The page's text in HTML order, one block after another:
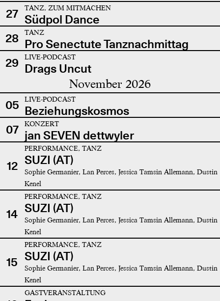
27 TANZ, ZUM MITMACHEN
Südpol Dance
28
TANZ
Pro Senectute Tanznachmittag
29
LIVE-PODCAST
Drags Uncut
November 2026
05 LIVE-PODCAST
Beziehungskosmos
07
KONZERT
jan SEVEN dettwyler
12
PERFORMANCE, TANZ
SUZI (AT)
Sophie Germanier, Lan Perces, Jessica Tamsin Allemann, Dustin
Kenel
14
PERFORMANCE, TANZ
SUZI (AT)
Sophie Germanier, Lan Perces, Jessica Tamsin Allemann, Dustin
Kenel
15
PERFORMANCE, TANZ
SUZI (AT)
Sophie Germanier, Lan Perces, Jessica Tamsin Allemann, Dustin
Kenel
GASTVERANSTALTUNG